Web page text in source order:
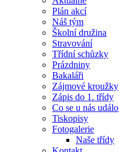
Plán akcí
Náš tým
Školní družina
Stravování
Třídní schůzky
Prázdniny
Bakaláři
Zájmové kroužky
Zápis do 1. třídy
Co se u nás událo
Tiskopisy
Fotogalerie
Naše třídy